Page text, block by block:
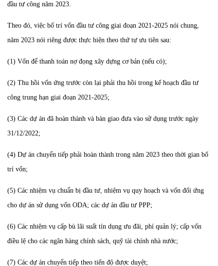
đầu tư công năm 2023.
Theo đó, việc bố trí vốn đầu tư công giai đoạn 2021-2025 nói chung,
năm 2023 nói riêng được thực hiện theo thứ tự ưu tiên sau:
(1) Vốn để thanh toán nợ đọng xây dựng cơ bản (nếu có);
(2) Thu hồi vốn ứng trước còn lại phải thu hồi trong kế hoạch đầu tư
công trung hạn giai đoạn 2021-2025;
(3) Các dự án đã hoàn thành và bàn giao đưa vào sử dụng trước ngày
31/12/2022;
(4) Dự án chuyển tiếp phải hoàn thành trong năm 2023 theo thời gian bố
trí vốn;
(5) Các nhiệm vụ chuẩn bị đầu tư, nhiệm vụ quy hoạch và vốn đối ứng
cho dự án sử dụng vốn ODA; các dự án đầu tư PPP;
(6) Các nhiệm vụ cấp bù lãi suất tín dụng ưu đãi, phí quản lý; cấp vốn
điều lệ cho các ngân hàng chính sách, quỹ tài chính nhà nước;
(7) Các dự án chuyển tiếp theo tiến độ được duyệt;